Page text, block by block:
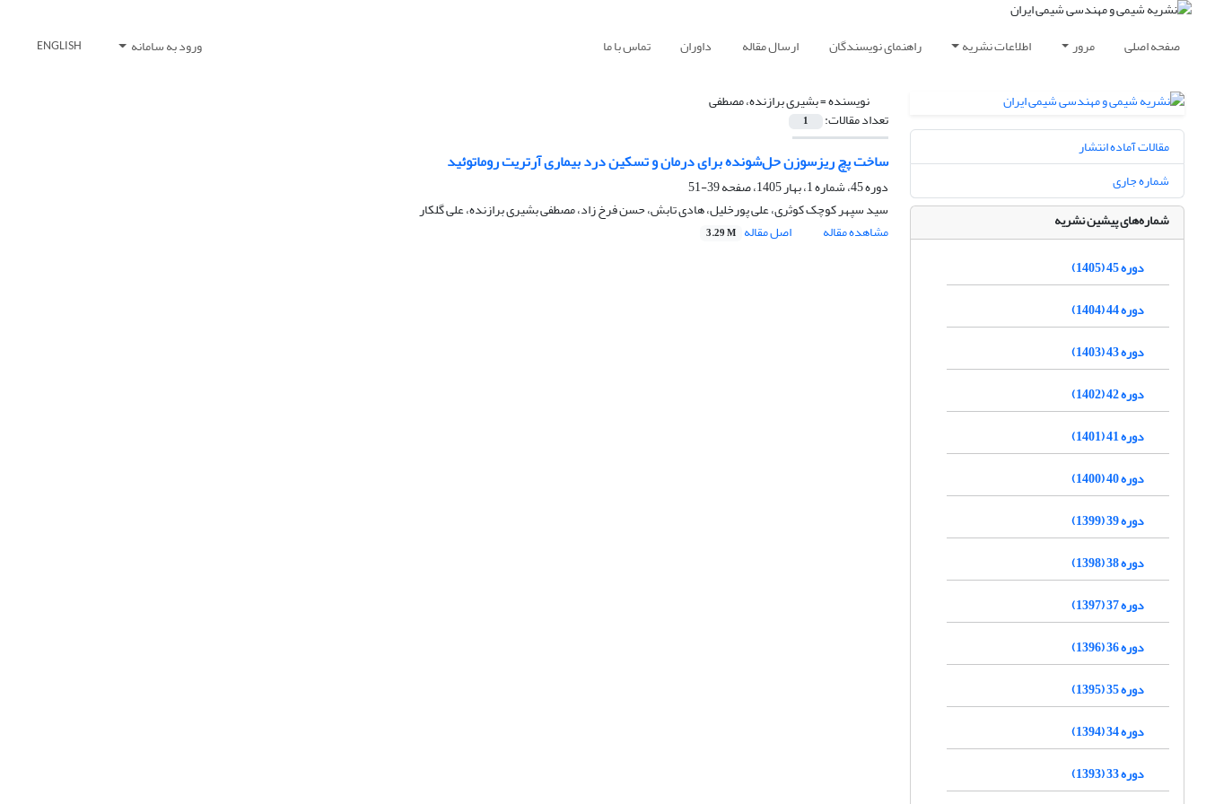
صفحه اصلی مرور اطلاعات نشریه راهنمای نویسندگان ارسال مقاله داوران تماس با ما ورود به سامانه ENGLISH
نویسنده =بشیری برازنده، مصطفی
تعداد مقالات: 1
ساخت پچ ریزسوزن‌ حل‌شونده برای درمان و تسکین درد بیماری آرتریت روماتوئید
دوره 45، شماره 1، بهار 1405، صفحه
39-51
سید سپهر کوچک کوثری، علی پورخلیل، هادی تابش، حسن فرخ زاد، مصطفی بشیری برازنده، علی گلکار
مشاهده مقاله
اصل مقاله 3.29 M
مقالات آماده انتشار
شماره جاری
شماره‌های پیشین نشریه
دوره 45 (1405)
دوره 44 (1404)
دوره 43 (1403)
دوره 42 (1402)
دوره 41 (1401)
دوره 40 (1400)
دوره 39 (1399)
دوره 38 (1398)
دوره 37 (1397)
دوره 36 (1396)
دوره 35 (1395)
دوره 34 (1394)
دوره 33 (1393)